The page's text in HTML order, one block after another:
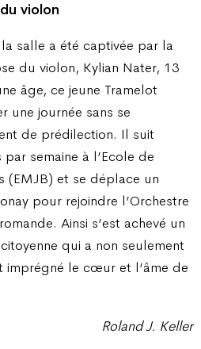
violon
salle a été captivée par la
du violon, Kylian Nater, 13
âge, ce jeune Tramelot
une journée sans se
de prédilection. Il suit
semaine à l’Ecole de
(EMJB) et se déplace un
pour rejoindre l’Orchestre
Ainsi s’est achevé un
qui a non seulement
imprégné le cœur et l’âme de
Roland J. Keller